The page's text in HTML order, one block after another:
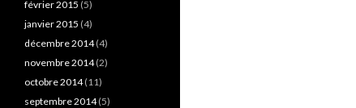
février 2015 (5)
janvier 2015 (4)
décembre 2014(4)
novembre 2014(2)
octobre 2014(11)
septembre 2014(5)